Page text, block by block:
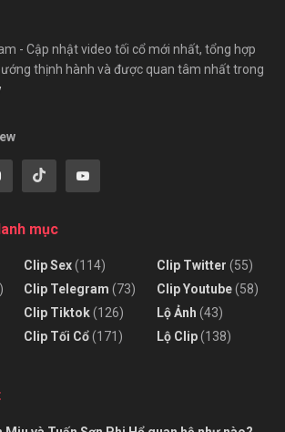
- Cập nhật video tối cổ mới nhất, tổng hợp
thịnh hành và được quan tâm nhất trong
mục
Clip Sex(114)
Clip Telegram (73)
Clip Tiktok(126)
Clip Tối Cổ(171)
Clip Twitter (55)
Clip Youtube(58)
Lộ Ảnh (43)
Lộ Clip(138)